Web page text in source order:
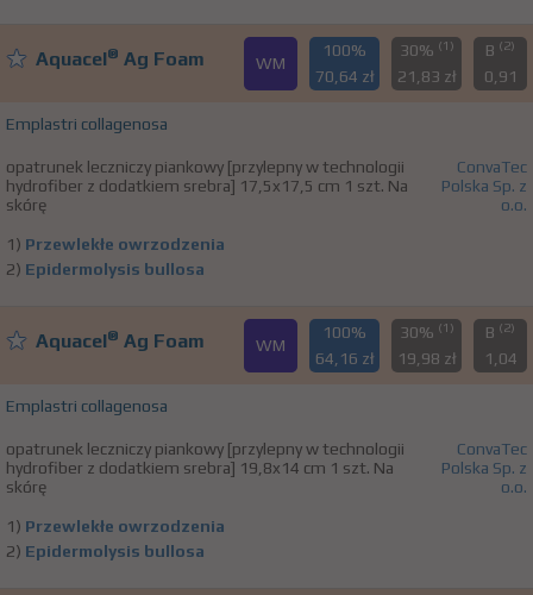
Aquacel® Ag Foam WM
100%
70,64 zł
30% (1)
21,83 zł
B (2)
0,91
Emplastri collagenosa
opatrunek leczniczy piankowy [przylepny w technologii
hydrofiber z dodatkiem srebra] 17,5x17,5 cm 1 szt. Na
skórę
ConvaTec
Polska Sp. z
o.o.
1) Przewlekłe owrzodzenia
2) Epidermolysis bullosa
Aquacel® Ag Foam WM
100%
64,16 zł
30% (1)
19,98 zł
B (2)
1,04
Emplastri collagenosa
opatrunek leczniczy piankowy [przylepny w technologii
hydrofiber z dodatkiem srebra] 19,8x14 cm 1 szt. Na
skórę
ConvaTec
Polska Sp. z
o.o.
1) Przewlekłe owrzodzenia
2) Epidermolysis bullosa